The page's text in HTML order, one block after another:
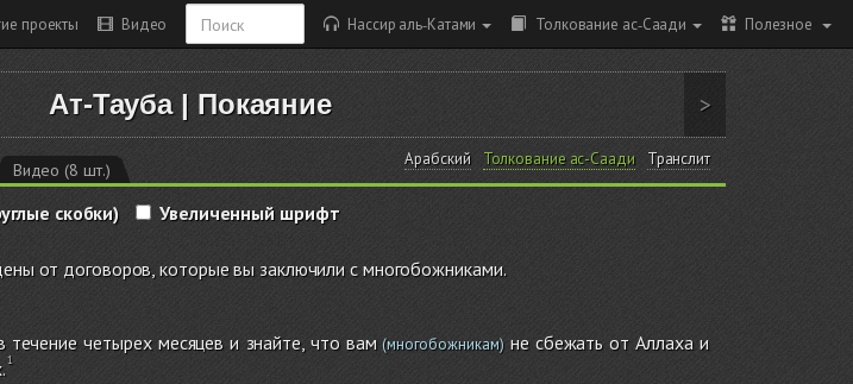
проекты Видео Нассир аль-Катами Толкование ас-Саади Полезное
Ат-Тауба| Покаяние >
Видео (8 шт.)
Арабский Толкование ас-Саади Транслит
скобки) Увеличенный шрифт
от договоров, которые вы заключили с многобожниками.
течение четырех месяцев и знайте, что вам(многобожникам)не сбежать от Аллаха и